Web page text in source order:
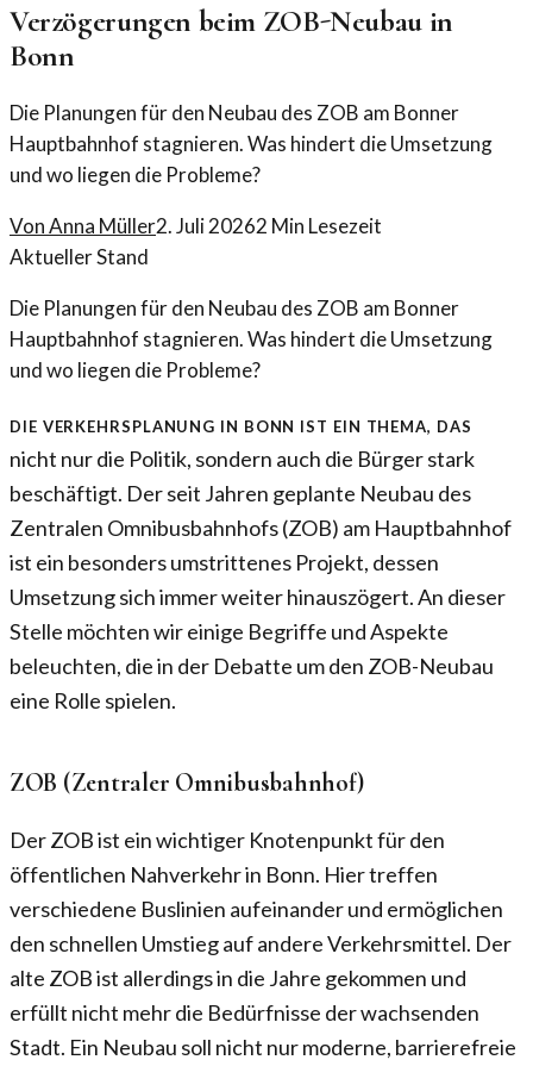
Verzögerungen beim ZOB-Neubau in
Bonn
Die Planungen für den Neubau des ZOB am Bonner
Hauptbahnhof stagnieren. Was hindert die Umsetzung
und wo liegen die Probleme?
VonAnna Müller2. Juli 20262 Min Lesezeit
Aktueller Stand
Die Planungen für den Neubau des ZOB am Bonner
Hauptbahnhof stagnieren. Was hindert die Umsetzung
und wo liegen die Probleme?
Die Verkehrsplanung in Bonn ist ein Thema, das
nicht nur die Politik, sondern auch die Bürger stark
beschäftigt. Der seit Jahren geplante Neubau des
Zentralen Omnibusbahnhofs (ZOB) am Hauptbahnhof
ist ein besonders umstrittenes Projekt, dessen
Umsetzung sich immer weiter hinauszögert. An dieser
Stelle möchten wir einige Begriffe und Aspekte
beleuchten, die in der Debatte um den ZOB-Neubau
eine Rolle spielen.
ZOB (Zentraler Omnibusbahnhof)
Der ZOB ist ein wichtiger Knotenpunkt für den
öffentlichen Nahverkehr in Bonn. Hier treffen
verschiedene Buslinien aufeinander und ermöglichen
den schnellen Umstieg auf andere Verkehrsmittel. Der
alte ZOB ist allerdings in die Jahre gekommen und
erfüllt nicht mehr die Bedürfnisse der wachsenden
Stadt. Ein Neubau soll nicht nur moderne, barrierefreie